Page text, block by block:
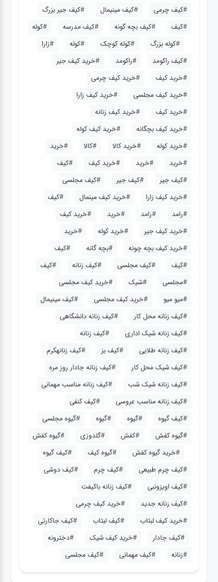
#کیف چرمی #کیف مینیمال
#کیف جیر بزرگ
#کیف
#کیف بچه گونه #کیف مدرسه
#کوله
#کوله بزرگ
#کوله کوچک #کوله
#زارا
#کیف راکومد
#راکومد
#خرید کیف جیر
#خرید کیف
#خرید کیف چرمی
#خرید کیف مجلسی
#خرید کیف زارا
#خرید کیف
#خرید کیف زنانه
#خرید کیف بچگانه
#خرید کیف کوله
#خرید کوله
#خرید کالا #کالا
#خرید
#خرید
#خرید #خرید کیف
#کیف
#کیف جیر
#کیف جیر
#کیف مجلسی
#خرید کیف زارا
#خرید کیف مینمال
#کیف
#رامد
#رامد #خرید
#خرید کیف
#خرید کیف جیر
#خرید کوله
#خرید
#خرید کیف بچه چونه
#بچه گانه
#کیف
#کیف
#کیف مجلسی #کیف زنانه
#کیف
#مجلسی
#شیک
#خرید کیف مجلسی
#میو میو
#خرید کیف مجلسی
#کیف مینیمال
#کیف زنانه محل کار
#کیف زنانه دانشگاهی
#کیف زنانه شیک اداری
#کیف زنانه
#کیف زنانه طلایی
#کیف بز
#کیف زنانهکرم
#کیف شیک محل کار
#کیف زنانه جادار روز مره
#کیف زنانه شیک شب
#کیف زنانه مناسب مهمانی
#کیف زنانه مناسب عروسی
#کیف کنفی
#کیف گیوه
#گیوه #گیوه
#گیوه مجلسی
#گیوه کفش
#کفش #گلدوزی
#گیوه کفش
#خرید گیوه کفش
#گیوه کیف
#کیف گیوه
#کیف چرم طبیعی
#کیف چرم
#کیف دوشی
#کیف اویزونبی
#کیف زنانه باکیفت
#کیف زنانه جدید
#خرید کیف چرمی
#خرید کیف لبتاب
#کیف لبتاب
#کیف جاکارتی
#کیف جادار
#خرید کیف شیک
#دخترونه
#زنانه
#کیف مهمانی #کیف مجلسی